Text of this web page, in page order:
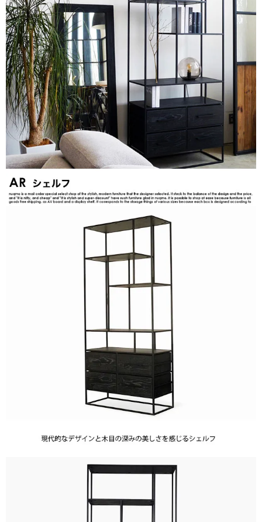
り
合
わ
せ
ー
を
投
稿
ー
を
見